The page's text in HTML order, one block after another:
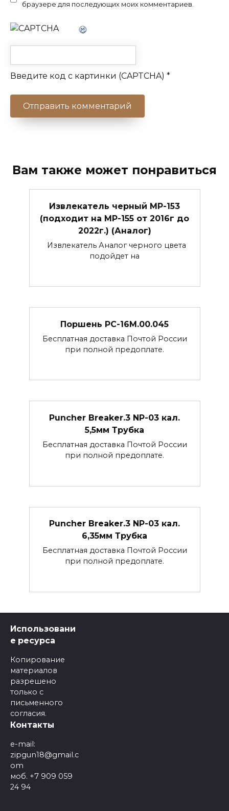
браузере для последующих моих комментариев.
Введите код с картинки (CAPTCHA) *
Вам также может понравиться
Извлекатель черный МР-153
(подходит на МР-155 от 2016г до
2022г.) (Аналог)
Извлекатель Аналог черного цвета
подойдет на
Поршень РС-16М.00.045
Бесплатная доставка Почтой России
при полной предоплате.
Puncher Breaker.3 NP-03 кал.
5,5мм Трубка
Бесплатная доставка Почтой России
при полной предоплате.
Puncher Breaker.3 NP-03 кал.
6,35мм Трубка
Бесплатная доставка Почтой России
при полной предоплате.
Использовани
е ресурса
Копирование
материалов
разрешено
только с
письменного
согласия.
Контакты
e-mail:
zipgun18@gmail.c
om
моб. +7 909 059
24 94